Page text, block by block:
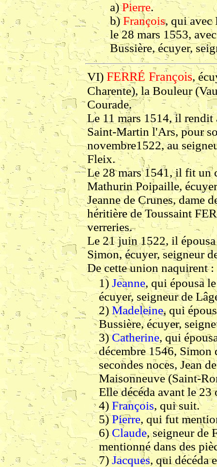
a)Pierre.
b)François, qui avec
le 28 mars 1553,
Bussière, écuyer,
VI) FERRÉ François,
Charente), la Bouleur
Courade.
Le 11 mars 1514, il rendit
Saint-Martin l'Ars, pour
novembre1522, au
Fleix.
Le 28 mars 1541, il fit un
Mathurin Poipaille,
Jeanne de Crunes, dame
héritière de Toussaint
verreries.
Le 21 juin 1522, il
Simon, écuyer, seigneur
De cette union naquirent :
1) Jeanne, qui épousa
écuyer, seigneur de
2)Madeleine, qui
Bussière, écuyer,
3)Catherine, qui
décembre 1546, Simon
secondes noces, Jean
Maisonneuve (Saint-
Elle décéda avant le 23
4) François, qui suit.
5)Pierre, qui fut
6)Claude, seigneur de
mentionné dans des
7)Jacques, qui décéda